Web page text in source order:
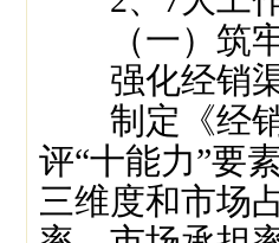
（一）筑牢
强化经销渠
制定《经销
评“十能力”要
三维度和市场